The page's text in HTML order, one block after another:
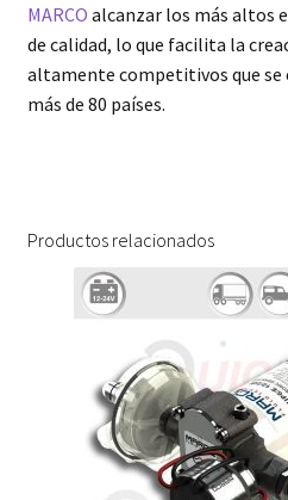
MARCO alcanzar los más altos
de calidad, lo que facilita la
altamente competitivos que
más de 80 países.
Productos relacionados